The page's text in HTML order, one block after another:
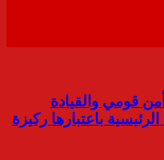
قومي والقيادة
باعتبارها ركيزة